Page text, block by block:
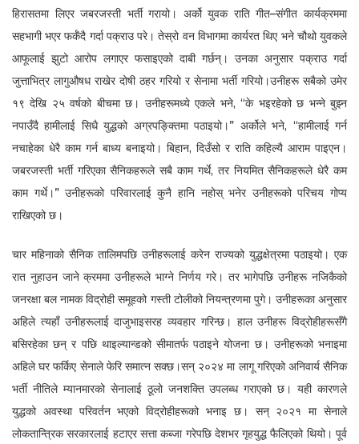
हिरासतमा लिएर जबरजस्ती भर्ती गरायो। अर्को युवक राति गीत–संगीत कार्यक्रममा
सहभागी भएर फर्कँदै गर्दा पक्राउ परे। तेस्रो वन विभागमा कार्यरत थिए भने चौथो युवकले
आफूलाई झुटो आरोप लगाएर फसाइएको दाबी गर्छन्। उनका अनुसार पक्राउ गर्दा
जुत्ताभित्र लागुऔषध राखेर दोषी ठहर गरियो र सेनामा भर्ती गरियो।उनीहरू सबैको उमेर
१९ देखि २५ वर्षको बीचमा छ। उनीहरूमध्ये एकले भने, “के भइरहेको छ भन्ने बुझ्न
नपाउँदै हामीलाई सिधै युद्धको अग्रपङ्क्तिमा पठाइयो।” अर्कोले भने, “हामीलाई गर्न
नचाहेका धेरै काम गर्न बाध्य बनाइयो। बिहान, दिउँसो र राति कहिल्यै आराम पाइएन।
जबरजस्ती भर्ती गरिएका सैनिकहरूले सबै काम गर्थे, तर नियमित सैनिकहरूले धेरै कम
काम गर्थे।” उनीहरूको परिवारलाई कुनै हानि नहोस् भनेर उनीहरूको परिचय गोप्य
राखिएको छ।
चार महिनाको सैनिक तालिमपछि उनीहरूलाई करेन राज्यको युद्धक्षेत्रमा पठाइयो। एक
रात नुहाउन जाने क्रममा उनीहरूले भाग्ने निर्णय गरे। तर भागेपछि उनीहरू नजिकैको
जनरक्षा बल नामक विद्रोही समूहको गस्ती टोलीको नियन्त्रणमा पुगे। उनीहरूका अनुसार
अहिले त्यहाँ उनीहरूलाई दाजुभाइसरह व्यवहार गरिन्छ। हाल उनीहरू विद्रोहीहरूसँगै
बसिरहेका छन् र पछि थाइल्यान्डको सीमातर्फ पठाइने योजना छ। उनीहरूको भनाइमा
अहिले घर फर्किए सेनाले फेरि समात्न सक्छ।सन् २०२४ मा लागू गरिएको अनिवार्य सैनिक
भर्ती नीतिले म्यानमारको सेनालाई ठूलो जनशक्ति उपलब्ध गराएको छ। यही कारणले
युद्धको अवस्था परिवर्तन भएको विद्रोहीहरूको भनाइ छ। सन् २०२१ मा सेनाले
लोकतान्त्रिक सरकारलाई हटाएर सत्ता कब्जा गरेपछि देशभर गृहयुद्ध फैलिएको थियो। पूर्व